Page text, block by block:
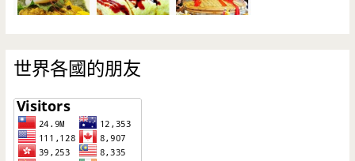
世界各國的朋友